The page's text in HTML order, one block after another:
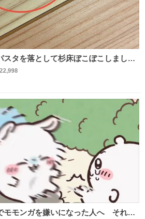
スタを落として杉床ぼこぼこしまし
！ファーストぼこぼこ自分じゃなく
つでもいけます！！！✌️いやーほっと
ます。豆腐くらいやわやわです。
22,998
モモンガを嫌いになった人へ それで